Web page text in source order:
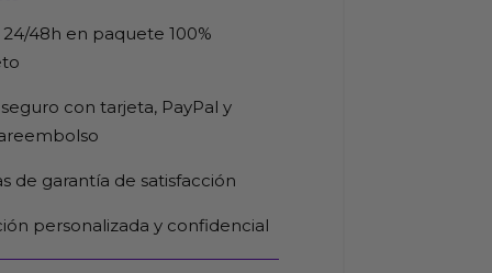
24/48h en paquete 100%
con tarjeta, PayPal y
de garantía de satisfacción
personalizada y confidencial